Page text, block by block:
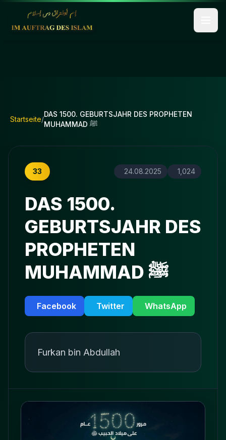
Startseite/
DAS 1500. GEBURTSJAHR DES PROPHETEN
MUHAMMAD ﷺ
33 24.08.2025 1,024
DAS 1500.
GEBURTSJAHR DES
PROPHETEN
MUHAMMAD ﷺ
Facebook Twitter WhatsApp
Furkan bin Abdullah